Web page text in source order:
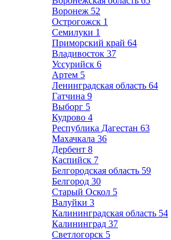
Воронеж 52
Острогожск 1
Семилуки 1
Приморский край 64
Владивосток 37
Уссурийск 6
Артем 5
Ленинградская область 64
Гатчина 9
Выборг 5
Кудрово 4
Республика Дагестан 63
Махачкала 36
Дербент 8
Каспийск 7
Белгородская область 59
Белгород 30
Старый Оскол 5
Валуйки 3
Калининградская область 54
Калининград 37
Светлогорск 5